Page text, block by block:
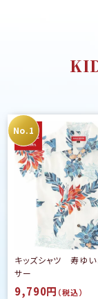
キッズシャツ 寿ゆい
サー
9,790円 （税込）